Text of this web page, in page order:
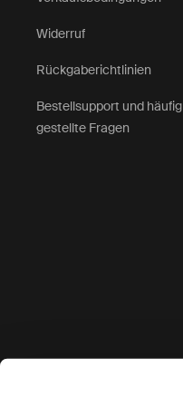
Widerruf
Rückgaberichtlinien
Bestellsupport und häufig
gestellte Fragen